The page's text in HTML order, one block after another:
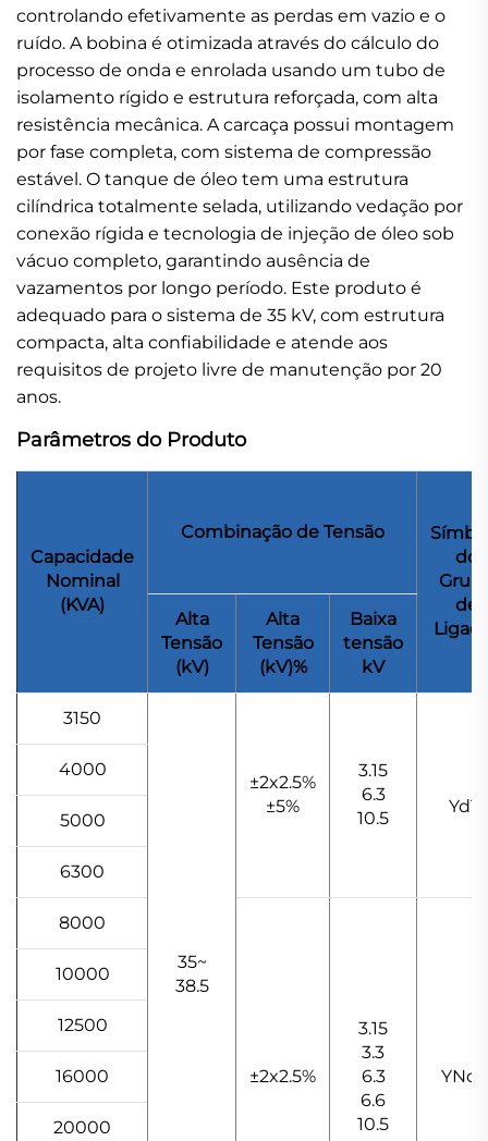
controlando efetivamente as perdas em vazio e o
ruído. A bobina é otimizada através do cálculo do
processo de onda e enrolada usando um tubo de
isolamento rígido e estrutura reforçada, com alta
resistência mecânica. A carcaça possui montagem
por fase completa, com sistema de compressão
estável. O tanque de óleo tem uma estrutura
cilíndrica totalmente selada, utilizando vedação por
conexão rígida e tecnologia de injeção de óleo sob
vácuo completo, garantindo ausência de
vazamentos por longo período. Este produto é
adequado para o sistema de 35 kV, com estrutura
compacta, alta confiabilidade e atende aos
requisitos de projeto livre de manutenção por 20
anos.
Parâmetros do Produto
Capacidade
Nominal
(KVA)
Combinação de Tensão
do
de
Alta
Tensão
(kV)
Alta
Tensão
(kV)%
Baixa
tensão
kV
3150
35~
38.5
±2x2.5%
±5%
3.15
6.3
10.5
Yd11
4000
5000
6300
8000
±2x2.5%
3.15
3.3
6.3
6.6
10.5
10000
12500
16000
20000